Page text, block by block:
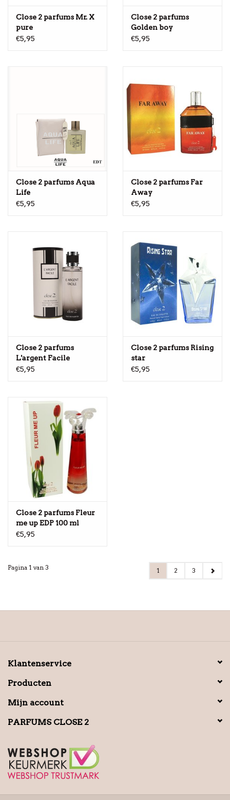
Close 2 parfums Mr. X
pure
€5,95
Close 2 parfums
Golden boy
€5,95
Close 2 parfums Aqua
Life
€5,95
Close 2 parfums Far
Away
€5,95
Close 2 parfums
L'argent Facile
€5,95
Close 2 parfums Rising
star
€5,95
Close 2 parfums Fleur
me up EDP 100 ml
€5,95
Pagina 1 van 3 1 2 3
Klantenservice
Producten
Mijn account
PARFUMS CLOSE 2